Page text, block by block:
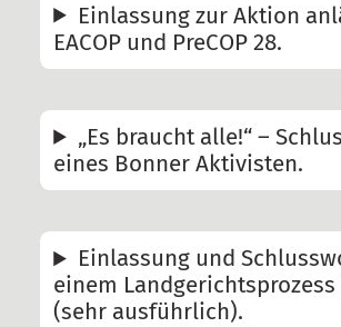
Einlassung zur Aktion
EACOP und PreCOP 28.
„Es braucht alle!“ –
eines Bonner Aktivisten.
Einlassung und
einem
(sehr ausführlich).